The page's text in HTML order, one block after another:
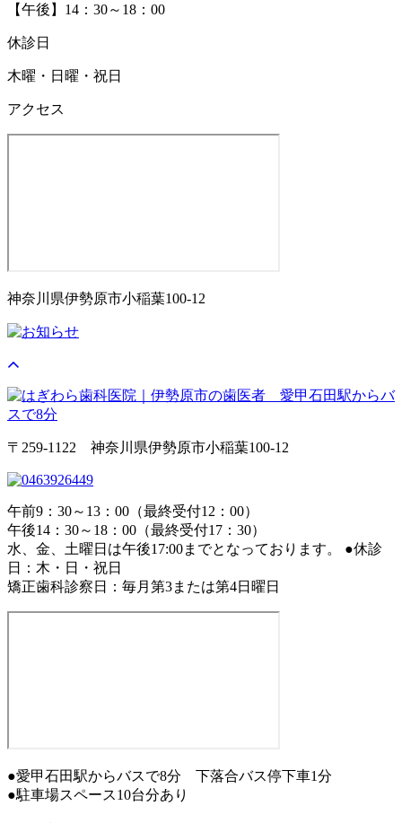
【午後】14：30～18：00
休診日
木曜・日曜・祝日
アクセス
神奈川県伊勢原市小稲葉100-12
〒259-1122 神奈川県伊勢原市小稲葉100-12
午前9：30～13：00（最終受付12：00）
午後14：30～18：00（最終受付17：30）
水、金、土曜日は午後17:00までとなっております。 ●休診
日：木・日・祝日
矯正歯科診察日：毎月第3または第4日曜日
●愛甲石田駅からバスで8分 下落合バス停下車1分
●駐車場スペース10台分あり